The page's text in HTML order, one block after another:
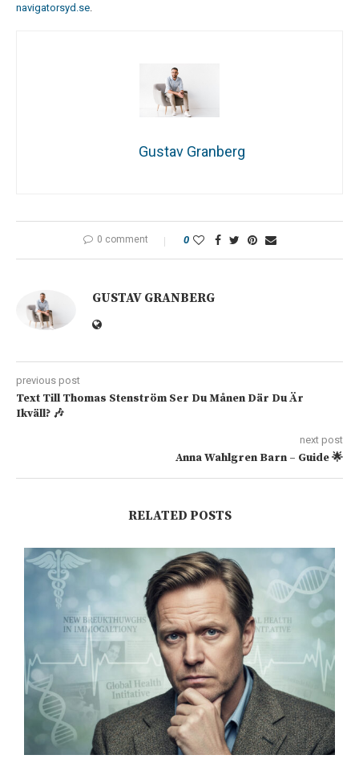
navigatorsyd.se
Gustav Granberg
0 comment 0
GUSTAV GRANBERG
previous post
Text Till Thomas Stenström Ser Du Månen Där Du Är
Ikväll? 🎶
next post
Anna Wahlgren Barn – Guide 🌟
RELATED POSTS